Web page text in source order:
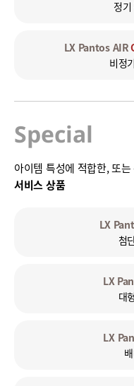
정
LX Pantos AIR
비정
Special
아이템 특성에 적합한, 또
서비스 상품​
LX
첨
LX
대
LX